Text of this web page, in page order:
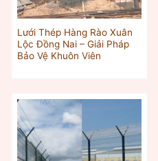
Lưới Thép Hàng Rào Xuân
Lộc Đồng Nai – Giải Pháp
Bảo Vệ Khuôn Viên